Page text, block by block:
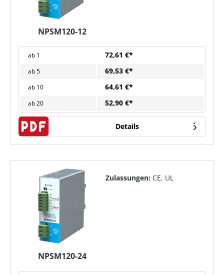
NPSM120-12
ab 1 72,61 €*
ab5 69,53 €*
ab 10 64,61 €*
ab20 52,90 €*
Details
NPSM120-24
Zulassungen: CE, UL